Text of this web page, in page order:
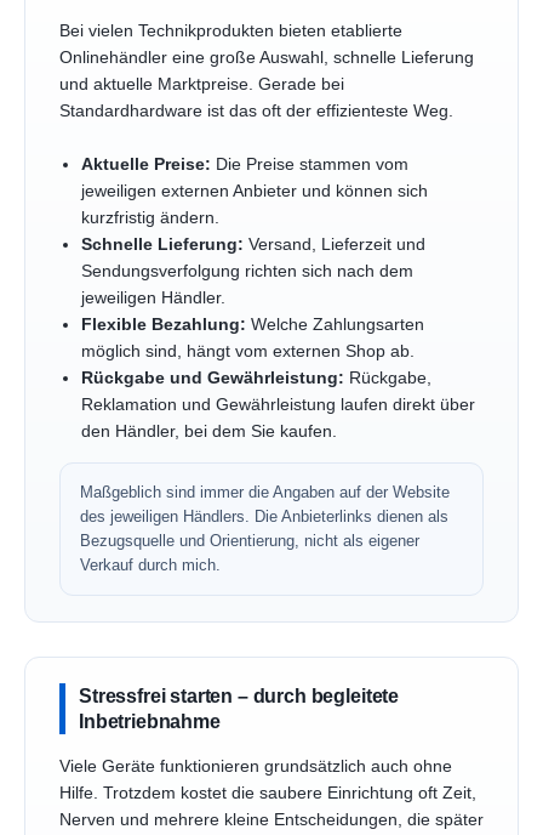
Bei vielen Technikprodukten bieten etablierte
Onlinehändler eine große Auswahl, schnelle Lieferung
und aktuelle Marktpreise. Gerade bei
Standardhardware ist das oft der effizienteste Weg.
Aktuelle Preise: Die Preise stammen vom
jeweiligen externen Anbieter und können sich
kurzfristig ändern.
Schnelle Lieferung: Versand, Lieferzeit und
Sendungsverfolgung richten sich nach dem
jeweiligen Händler.
Flexible Bezahlung: Welche Zahlungsarten
möglich sind, hängt vom externen Shop ab.
Rückgabe und Gewährleistung: Rückgabe,
Reklamation und Gewährleistung laufen direkt über
den Händler, bei dem Sie kaufen.
Maßgeblich sind immer die Angaben auf der Website
des jeweiligen Händlers. Die Anbieterlinks dienen als
Bezugsquelle und Orientierung, nicht als eigener
Verkauf durch mich.
Stressfrei starten – durch begleitete
Inbetriebnahme
Viele Geräte funktionieren grundsätzlich auch ohne
Hilfe. Trotzdem kostet die saubere Einrichtung oft Zeit,
Nerven und mehrere kleine Entscheidungen, die später